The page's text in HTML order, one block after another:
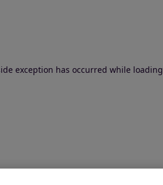
exception has occurred while loading